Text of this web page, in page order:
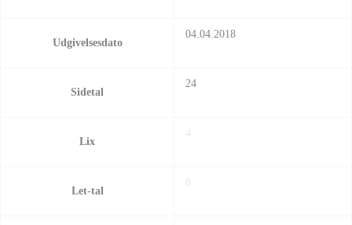
Udgivelsesdato
04.04.2018
Sidetal
24
Lix
4
Let-tal
8